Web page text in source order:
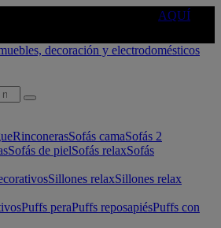
AQUÍ
RinconerasSofás camaSofás 2
Sofás de pielSofás relaxSofás
Sillones relaxSillones relax
Puffs peraPuffs reposapiésPuffs con